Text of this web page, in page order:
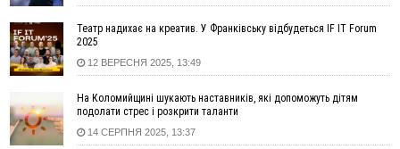
роботи стаціонарів
12:07
На межі Прикарпаття і Тернопільщини невідомі засипали
русло Золотої Липи та облаштували переправу
рекорди
11:17
Росія вдарила по Харкову "Бандероллю": є постраждалі,
пошкоджено цивільне підприємство
Театр надихає на креатив. У Франківську відбудеться IF IT Forum
2025
12 ВЕРЕСНЯ 2025, 13:49
На Коломийщині шукають наставників, які допоможуть дітям
подолати стрес і розкрити таланти
14 СЕРПНЯ 2025, 13:37